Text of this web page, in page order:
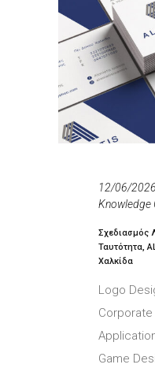
12/06/2026
Knowledge
Σχεδιασμός
Ταυτότητα,
Χαλκίδα
Logo
Game